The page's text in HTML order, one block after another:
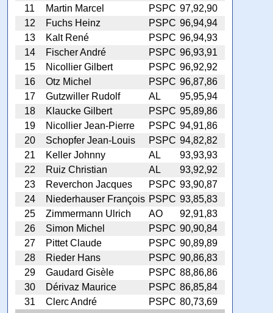
11
Martin Marcel PSPC 97,92,90
12
Fuchs Heinz PSPC 96,94,94
13
Kalt René PSPC 96,94,93
14
Fischer André PSPC 96,93,91
15
Nicollier Gilbert PSPC 96,92,92
16
Otz Michel PSPC 96,87,86
17
Gutzwiller Rudolf AL
95,95,94
18
Klaucke Gilbert PSPC 95,89,86
19
Nicollier Jean-Pierre PSPC 94,91,86
20
Schopfer Jean-Louis PSPC 94,82,82
21
Keller Johnny AL
93,93,93
22
Ruiz Christian AL
93,92,92
23
Reverchon Jacques PSPC 93,90,87
24
Niederhauser François PSPC 93,85,83
25
Zimmermann Ulrich AO
92,91,83
26
Simon Michel PSPC 90,90,84
27
Pittet Claude PSPC 90,89,89
28
Rieder Hans PSPC 90,86,83
29
Gaudard Gisèle PSPC 88,86,86
30
Dérivaz Maurice PSPC 86,85,84
31
Clerc André PSPC 80,73,69